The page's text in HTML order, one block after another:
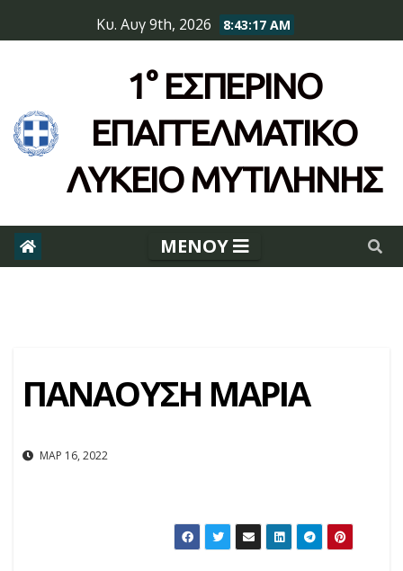
to
Κυ. Αυγ 9th, 2026 8:43:17 AM
1° ΕΣΠΕΡΙΝΌ
ΕΠΆΓΓΕΛΜΑΤΙΚΟ
ΛΥΚΕΙΟ ΜΥΤΙΛΗΝΗΣ
ΠΑΝΑΟΥΣΗ ΜΑΡΙΑ
ΜΑΡ 16, 2022